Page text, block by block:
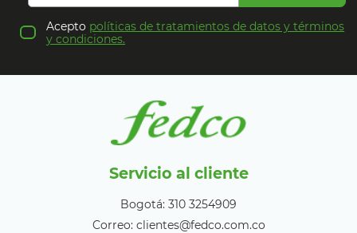
Acepto políticas de tratamientos de datos y términos
y condiciones.
Servicio al cliente
Bogotá: 310 3254909
Correo: clientes@fedco.com.co